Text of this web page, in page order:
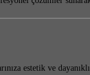
estetik ve